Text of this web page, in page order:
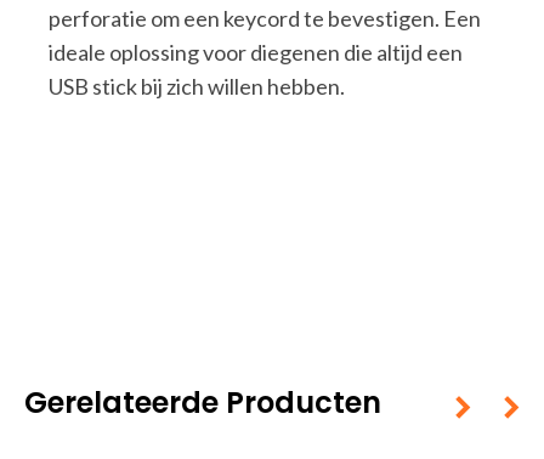
perforatie om een keycord te bevestigen. Een
ideale oplossing voor diegenen die altijd een
USB stick bij zich willen hebben.
Gerelateerde Producten